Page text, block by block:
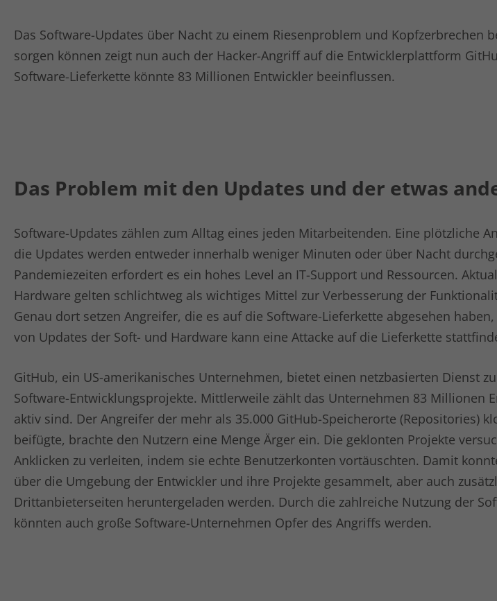
Das Software-Updates über Nacht zu einem Riesenproblem und Kopfzerbrechen
sorgen können zeigt nun auch der Hacker-Angriff auf die Entwicklerplattform
Software-Lieferkette könnte 83 Millionen Entwickler beeinflussen.
Das Problem mit den Updates und der etwas
Software-Updates zählen zum Alltag eines jeden Mitarbeitenden. Eine plötzliche
die Updates werden entweder innerhalb weniger Minuten oder über Nacht
Pandemiezeiten erfordert es ein hohes Level an IT-Support und Ressourcen.
Hardware gelten schlichtweg als wichtiges Mittel zur Verbesserung der
Genau dort setzen Angreifer, die es auf die Software-Lieferkette abgesehen
von Updates der Soft- und Hardware kann eine Attacke auf die Lieferkette
GitHub, ein US-amerikanisches Unternehmen, bietet einen netzbasierten Dienst
Software-Entwicklungsprojekte. Mittlerweile zählt das Unternehmen 83 Millionen
aktiv sind. Der Angreifer der mehr als 35.000 GitHub-Speicherorte (Repositories)
beifügte, brachte den Nutzern eine Menge Ärger ein. Die geklonten Projekte
Anklicken zu verleiten, indem sie echte Benutzerkonten vortäuschten. Damit
über die Umgebung der Entwickler und ihre Projekte gesammelt, aber auch
Drittanbieterseiten heruntergeladen werden. Durch die zahlreiche Nutzung der
könnten auch große Software-Unternehmen Opfer des Angriffs werden.
Zweck
Musterelement auf
eindeutige
oder der Website
Name _gat UA-16680190-1
1 Minute
Zweck
Dies ist ein von
Cookie vom
Musterelement auf
eindeutige
oder der Website
von Google auf
Aufkommen
begrenzen.
Name bcookie
Anbieter LinkedIn
Laufzeit 1 Jahr